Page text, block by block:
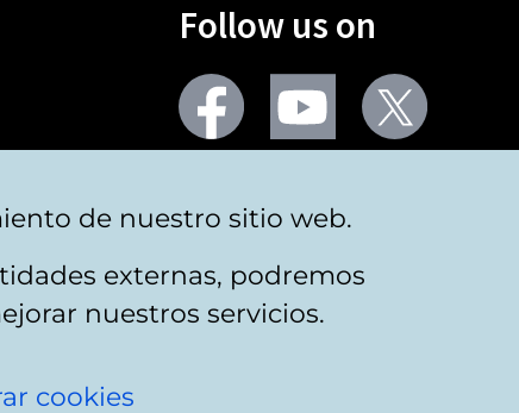
Follow us on
Facebook Youtube
de nuestro sitio web.
externas, podremos
nuestros servicios.
cookies